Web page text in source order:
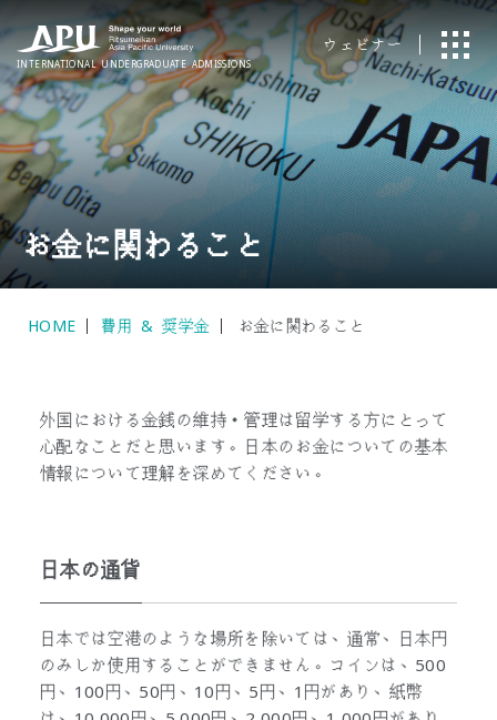
INTERNATIONAL UNDERGRADUATE ADMISSIONS
ウェビナー
お金に関わること
HOME 費用 & 奨学金 お金に関わること
外国における金銭の維持・管理は留学する方にとって
心配なことだと思います。日本のお金についての基本
情報について理解を深めてください。
日本の通貨
日本では空港のような場所を除いては、通常、日本円
のみしか使用することができません。コインは、500
円、100円、50円、10円、5円、1円があり、紙幣